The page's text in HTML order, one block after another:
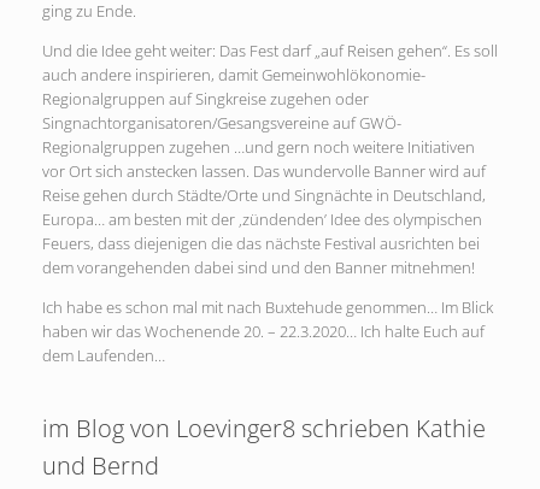
ging zu Ende.
Und die Idee geht weiter: Das Fest darf „auf Reisen gehen“. Es soll
auch andere inspirieren, damit Gemeinwohlökonomie-
Regionalgruppen auf Singkreise zugehen oder
Singnachtorganisatoren/Gesangsvereine auf GWÖ-
Regionalgruppen zugehen …und gern noch weitere Initiativen
vor Ort sich anstecken lassen. Das wundervolle Banner wird auf
Reise gehen durch Städte/Orte und Singnächte in Deutschland,
Europa… am besten mit der ‚zündenden’ Idee des olympischen
Feuers, dass diejenigen die das nächste Festival ausrichten bei
dem vorangehenden dabei sind und den Banner mitnehmen!
Ich habe es schon mal mit nach Buxtehude genommen… Im Blick
haben wir das Wochenende 20. – 22.3.2020… Ich halte Euch auf
dem Laufenden…
im Blog von Loevinger8 schrieben Kathie
und Bernd